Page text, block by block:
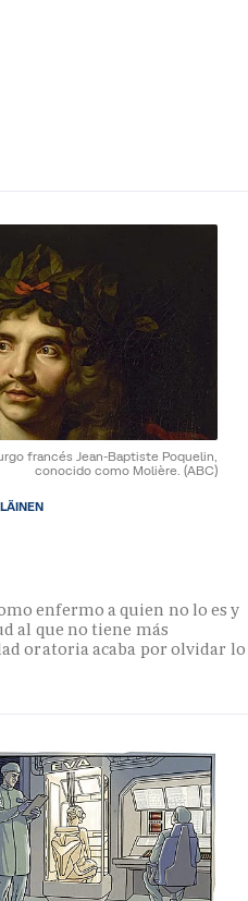
francés Jean-Baptiste Poquelin,
conocido como Molière. (ABC)
enfermo a quien no lo es y
al que no tiene más
oratoria acaba por olvidar lo